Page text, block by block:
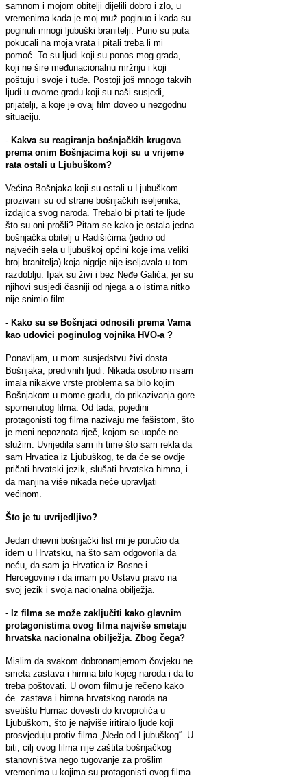
samnom i mojom obitelji dijelili dobro i zlo, u
vremenima kada je moj muž poginuo i kada su
poginuli mnogi ljubuški branitelji. Puno su puta
pokucali na moja vrata i pitali treba li mi
pomoć. To su ljudi koji su ponos mog grada,
koji ne šire međunacionalnu mržnju i koji
poštuju i svoje i tuđe. Postoji još mnogo takvih
ljudi u ovome gradu koji su naši susjedi,
prijatelji, a koje je ovaj film doveo u nezgodnu
situaciju.
- Kakva su reagiranja bošnjačkih krugova
prema onim Bošnjacima koji su u vrijeme
rata ostali u Ljubuškom?
Većina Bošnjaka koji su ostali u Ljubuškom
prozivani su od strane bošnjačkih iseljenika,
izdajica svog naroda. Trebalo bi pitati te ljude
što su oni prošli? Pitam se kako je ostala jedna
bošnjačka obitelj u Radišićima (jedno od
najvećih sela u ljubuškoj općini koje ima veliki
broj branitelja) koja nigdje nije iseljavala u tom
razdoblju. Ipak su živi i bez Neđe Galića, jer su
njihovi susjedi časniji od njega a o istima nitko
nije snimio film.
- Kako su se Bošnjaci odnosili prema Vama
kao udovici poginulog vojnika HVO-a ?
Ponavljam, u mom susjedstvu živi dosta
Bošnjaka, predivnih ljudi. Nikada osobno nisam
imala nikakve vrste problema sa bilo kojim
Bošnjakom u mome gradu, do prikazivanja gore
spomenutog filma. Od tada, pojedini
protagonisti tog filma nazivaju me fašistom, što
je meni nepoznata riječ, kojom se uopće ne
služim. Uvrijedila sam ih time što sam rekla da
sam Hrvatica iz Ljubuškog, te da će se ovdje
pričati hrvatski jezik, slušati hrvatska himna, i
da manjina više nikada neće upravljati
većinom.
Što je tu uvrijedljivo?
Jedan dnevni bošnjački list mi je poručio da
idem u Hrvatsku, na što sam odgovorila da
neću, da sam ja Hrvatica iz Bosne i
Hercegovine i da imam po Ustavu pravo na
svoj jezik i svoja nacionalna obilježja.
- Iz filma se može zaključiti kako glavnim
protagonistima ovog filma najviše smetaju
hrvatska nacionalna obilježja. Zbog čega?
Mislim da svakom dobronamjernom čovjeku ne
smeta zastava i himna bilo kojeg naroda i da to
treba poštovati. U ovom filmu je rečeno kako
će zastava i himna hrvatskog naroda na
svetištu Humac dovesti do krvoprolića u
Ljubuškom, što je najviše iritiralo ljude koji
prosvjeduju protiv filma „Neđo od Ljubuškog“. U
biti, cilj ovog filma nije zaštita bošnjačkog
stanovništva nego tugovanje za prošlim
vremenima u kojima su protagonisti ovog filma